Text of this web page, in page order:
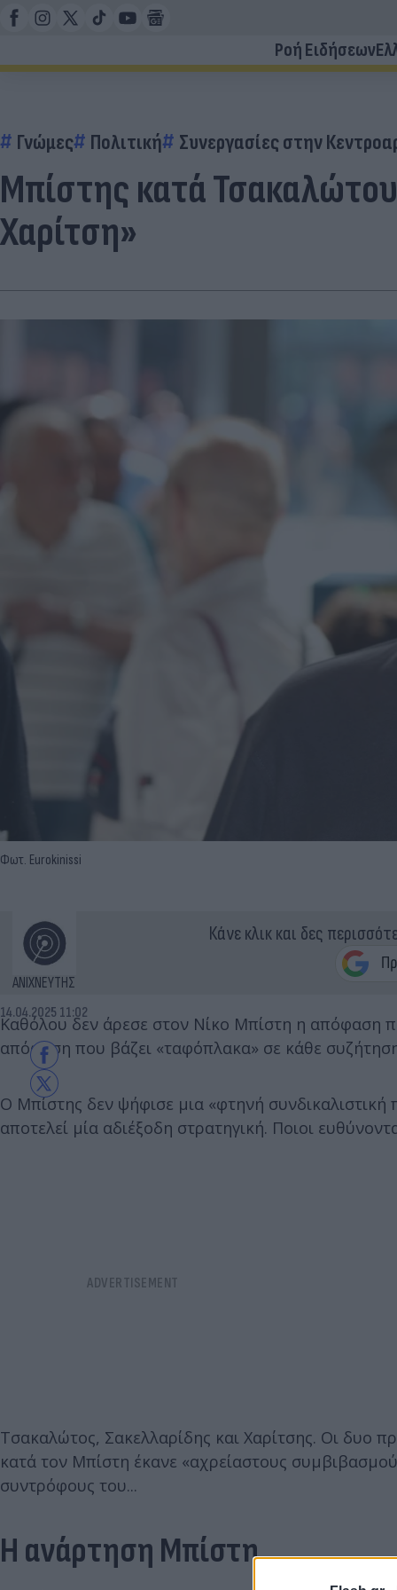
Ροή Ειδήσεων
Γνώμες Πολιτική Συνεργασίες στην
Μπίστης κατά
Χαρίτση»
Φωτ. Eurokinissi
ΑΝΙΧΝΕΥΤΗΣ
14.04.2025 11:02
Κάνε κλικ και δες
Καθόλου δεν άρεσε στον Νίκο Μπίστη η απόφαση
απόφαση που βάζει «ταφόπλακα» σε κάθε
Ο Μπίστης δεν ψήφισε μια «φτηνή
αποτελεί μία αδιέξοδη στρατηγική. Ποιοι
Τσακαλώτος, Σακελλαρίδης και Χαρίτσης. Οι δυο
κατά τον Μπίστη έκανε «αχρείαστους
συντρόφους του...
Η ανάρτηση Μπίστη